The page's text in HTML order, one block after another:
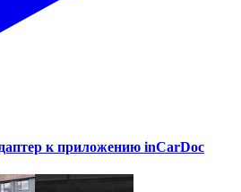
к приложению inCarDoc